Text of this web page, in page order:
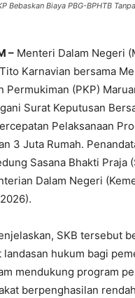
Bebaskan Biaya PBG-BPHTB
– Menteri Dalam Negeri
Karnavian bersama
Permukiman (PKP)
Surat Keputusan
Pelaksanaan
3 Juta Rumah.
Sasana Bhakti Praja
Dalam Negeri
SKB tersebut
landasan hukum bagi
mendukung program
berpenghasilan